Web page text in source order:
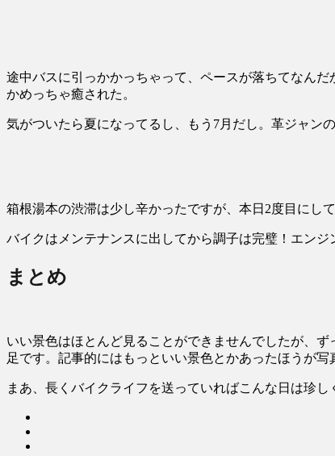
途中バスに引っかかっちゃって、ペースが落ちてなん
かめっちゃ癒された。
気がついたら夏になってるし、もう7月だし。革ジャン
箱根湯本の渋滞は少し辛かったですが、本日2度目にし
バイクはメンテナンスに出してから調子は完璧！エン
まとめ
いい景色はほとんど見ることができませんでしたが、
足です。記事的にはもっといい景色とかあったほうが写
まあ、長くバイクライフを送っていればこんな日は珍